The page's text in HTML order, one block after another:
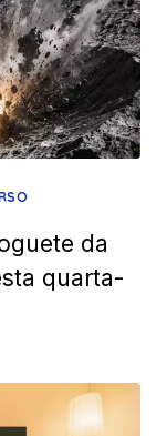
da
quarta-